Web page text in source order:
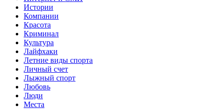
Истории
Компании
Красота
Криминал
Культура
Лайфхаки
Летние виды спорта
Личный счет
Лыжный спорт
Любовь
Люди
Места